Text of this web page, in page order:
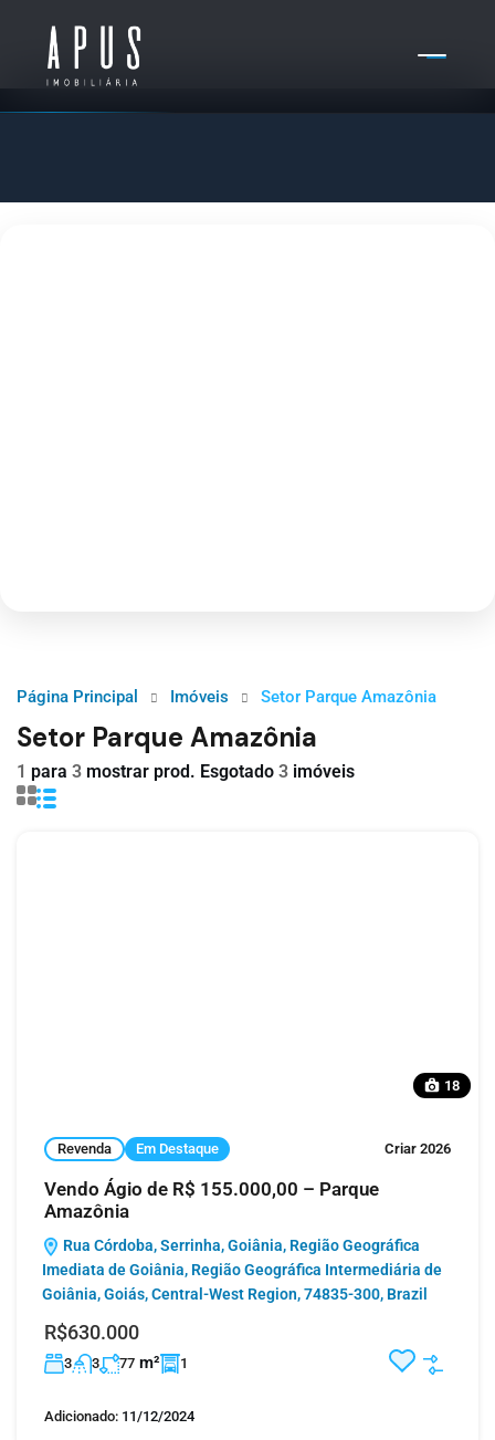
Página Principal Imóveis Setor Parque Amazônia
Setor Parque Amazônia
1 para 3 mostrar prod. Esgotado 3 imóveis
18
Revenda Em Destaque Criar 2026
Vendo Ágio de R$ 155.000,00 – Parque
Amazônia
Rua Córdoba, Serrinha, Goiânia, Região Geográfica
Imediata de Goiânia, Região Geográfica Intermediária de
Goiânia, Goiás, Central-West Region, 74835-300, Brazil
R$630.000
3 3 77 m² 1
Adicionado: 11/12/2024